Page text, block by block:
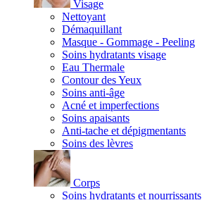
Visage
Nettoyant
Démaquillant
Masque - Gommage - Peeling
Soins hydratants visage
Eau Thermale
Contour des Yeux
Soins anti-âge
Acné et imperfections
Soins apaisants
Anti-tache et dépigmentants
Soins des lèvres
Corps
Soins hydratants et nourrissants